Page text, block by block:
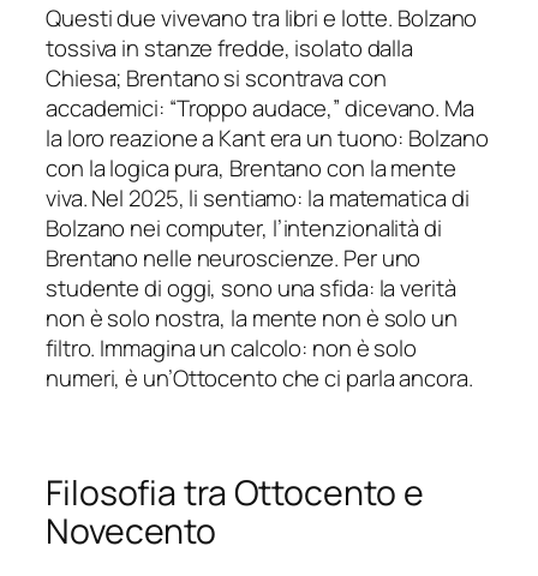
Questi due vivevano tra libri e lotte. Bolzano
tossiva in stanze fredde, isolato dalla
Chiesa; Brentano si scontrava con
accademici: “Troppo audace,” dicevano. Ma
la loro reazione a Kant era un tuono: Bolzano
con la logica pura, Brentano con la mente
viva. Nel 2025, li sentiamo: la matematica di
Bolzano nei computer, l’intenzionalità di
Brentano nelle neuroscienze. Per uno
studente di oggi, sono una sfida: la verità
non è solo nostra, la mente non è solo un
filtro. Immagina un calcolo: non è solo
numeri, è un’Ottocento che ci parla ancora.
Filosofia tra Ottocento e
Novecento